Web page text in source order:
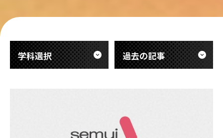
学科選択 過去の記事